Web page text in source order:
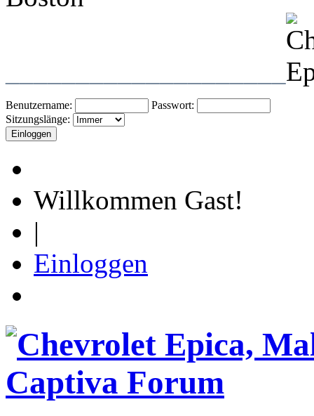
Benutzername:
Passwort:
Sitzungslänge:
Willkommen Gast!
|
Einloggen